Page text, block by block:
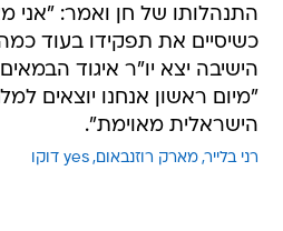
התנהלותו של חן ואמר: "אני
כשיסיים את תפקידו בעוד
הישיבה יצא יו"ר איגוד
"מיום ראשון אנחנו יוצאים
הישראלית מאוימת".
רני בלייר מארק רוזנבאום yes דוקו